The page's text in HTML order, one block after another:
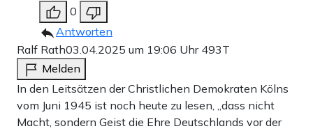
0
Antworten
Ralf Rath03.04.2025 um 19:06 Uhr 493T
Melden
In den Leitsätzen der Christlichen Demokraten Kölns
vom Juni 1945 ist noch heute zu lesen, „dass nicht
Macht, sondern Geist die Ehre Deutschlands vor der